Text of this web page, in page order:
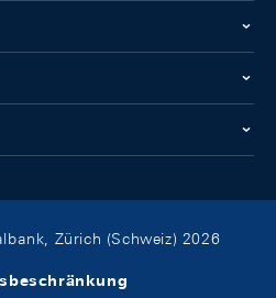
Zürich (Schweiz) 2026